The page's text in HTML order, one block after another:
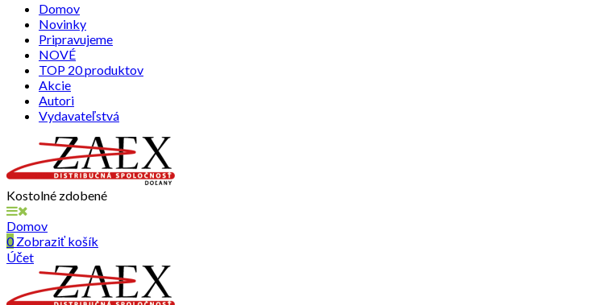
Domov
Novinky
Pripravujeme
NOVÉ
TOP 20 produktov
Akcie
Autori
Vydavateľstvá
Kostolné zdobené
Domov
0Zobraziť košík
Účet